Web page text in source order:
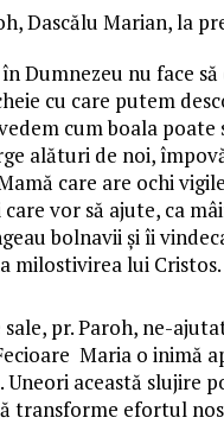
Dascălu Marian, la
Dumnezeu nu face
cu care putem
cum boala
alături de noi,
care are ochi
vor să ajute, ca
bolnavii și îi
milostivirea lui Cristos.
pr. Paroh, ne-
Maria o inimă
această slujire
transforme efortul